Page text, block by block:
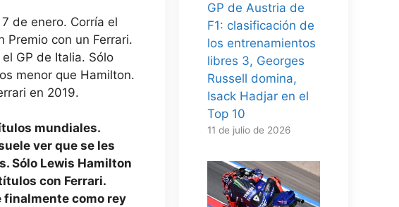
de enero. Corría el
Premio con un Ferrari.
GP de Italia. Sólo
menor que Hamilton.
en 2019.
mundiales.
ver que se les
Sólo Lewis Hamilton
con Ferrari.
finalmente como rey
GP de Austria de
F1: clasificación de
los entrenamientos
libres 3, Georges
Russell domina,
Isack Hadjar en el
Top 10
11 de julio de 2026